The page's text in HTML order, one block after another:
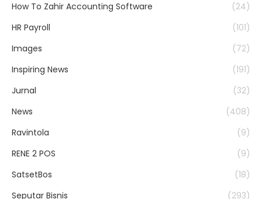
How To Zahir Accounting Software
(24)
HR Payroll
(101)
Images
(72)
Inspiring News
(191)
Jurnal
(32)
News
(408)
Ravintola
(9)
RENE 2 POS
(9)
SatsetBos
(18)
Seputar Bisnis
(293)